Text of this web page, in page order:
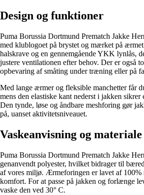
Design og funktioner
Puma Borussia Dortmund Prematch Jakke
med klublogoet på brystet og mærket på
halskrave og en gennemgående YKK lynlås,
justere ventilationen efter behov. Der er også
opbevaring af småting under træning eller på
Med lange ærmer og fleksible manchetter får
mens den elastiske kant nederst i jakken sikrer
Den tynde, løse og åndbare meshforing gør
på, uanset aktivitetsniveauet.
Vaskeanvisning og materiale
Puma Borussia Dortmund Prematch Jakke
genanvendt polyester, hvilket bidrager til
af vores miljø. Ærmeforingen er lavet af 100%
komfort. For at passe på jakken og forlænge
vaske den ved 30° C.